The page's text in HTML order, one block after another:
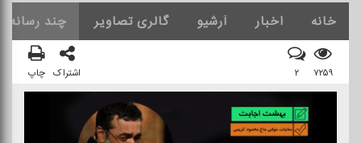
خانه اخبار آرشیو گالری تصاویر چند رسانه
۷۲۵۹ ۲ اشتراک چاپ